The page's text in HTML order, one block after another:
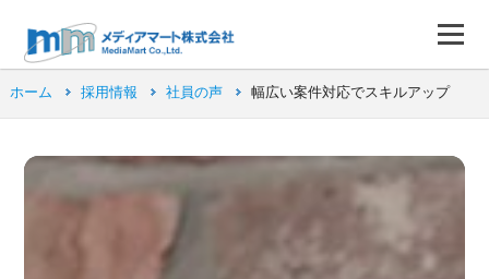
ホーム 採用情報 社員の声 幅広い案件対応でスキルアップ